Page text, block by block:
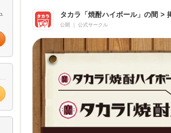
タカラ「焼酎ハイボール」の間 >
公開 公式サークル